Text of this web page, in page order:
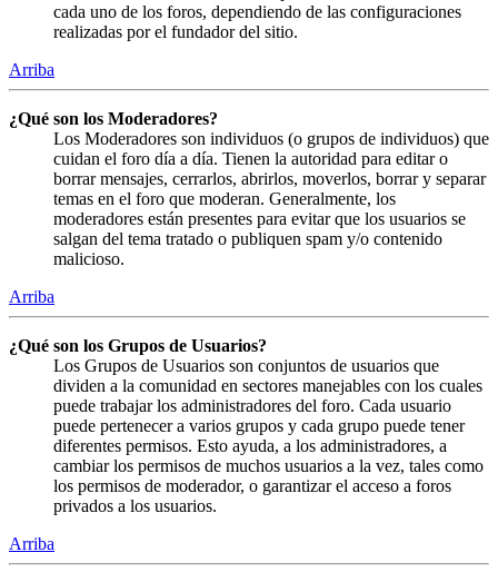
cada uno de los foros, dependiendo de las configuraciones
realizadas por el fundador del sitio.
Arriba
¿Qué son los Moderadores?
Los Moderadores son individuos (o grupos de individuos) que
cuidan el foro día a día. Tienen la autoridad para editar o
borrar mensajes, cerrarlos, abrirlos, moverlos, borrar y separar
temas en el foro que moderan. Generalmente, los
moderadores están presentes para evitar que los usuarios se
salgan del tema tratado o publiquen spam y/o contenido
malicioso.
Arriba
¿Qué son los Grupos de Usuarios?
Los Grupos de Usuarios son conjuntos de usuarios que
dividen a la comunidad en sectores manejables con los cuales
puede trabajar los administradores del foro. Cada usuario
puede pertenecer a varios grupos y cada grupo puede tener
diferentes permisos. Esto ayuda, a los administradores, a
cambiar los permisos de muchos usuarios a la vez, tales como
los permisos de moderador, o garantizar el acceso a foros
privados a los usuarios.
Arriba